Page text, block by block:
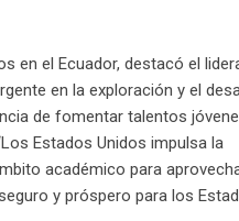
en el Ecuador, destacó el
en la exploración y el
de fomentar talentos
Estados Unidos impulsa la
académico para
y próspero para los